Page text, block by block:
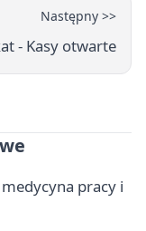
Następny >>
- Kasy otwarte
pracy i